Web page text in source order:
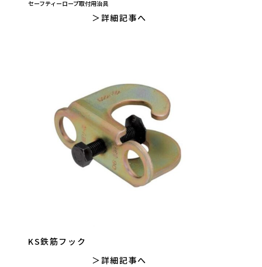
セーフティーロープ取付用治具
詳細記事へ
KS鉄筋フック
詳細記事へ